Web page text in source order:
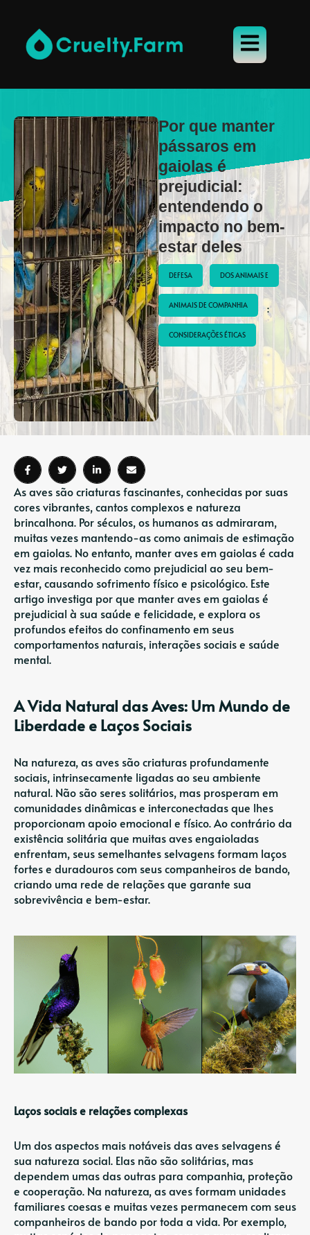
Por que manter
pássaros em
gaiolas é
prejudicial:
entendendo o
impacto no bem-
estar deles
DEFESA DOS ANIMAIS E
ANIMAIS DE COMPANHIA :
CONSIDERAÇÕES ÉTICAS
As aves são criaturas fascinantes, conhecidas por suas
cores vibrantes, cantos complexos e natureza
brincalhona. Por séculos, os humanos as admiraram,
muitas vezes mantendo-as como animais de estimação
em gaiolas. No entanto, manter aves em gaiolas é cada
vez mais reconhecido como prejudicial ao seu bem-
estar, causando sofrimento físico e psicológico. Este
artigo investiga por que manter aves em gaiolas é
prejudicial à sua saúde e felicidade, e explora os
profundos efeitos do confinamento em seus
comportamentos naturais, interações sociais e saúde
mental.
A Vida Natural das Aves: Um Mundo de
Liberdade e Laços Sociais
Na natureza, as aves são criaturas profundamente
sociais, intrinsecamente ligadas ao seu ambiente
natural. Não são seres solitários, mas prosperam em
comunidades dinâmicas e interconectadas que lhes
proporcionam apoio emocional e físico. Ao contrário da
existência solitária que muitas aves engaioladas
enfrentam, seus semelhantes selvagens formam laços
fortes e duradouros com seus companheiros de bando,
criando uma rede de relações que garante sua
sobrevivência e bem-estar.
Laços sociais e relações complexas
Um dos aspectos mais notáveis ​​das aves selvagens é
sua natureza social. Elas não são solitárias, mas
dependem umas das outras para companhia, proteção
e cooperação. Na natureza, as aves formam unidades
familiares coesas e muitas vezes permanecem com seus
companheiros de bando por toda a vida. Por exemplo,